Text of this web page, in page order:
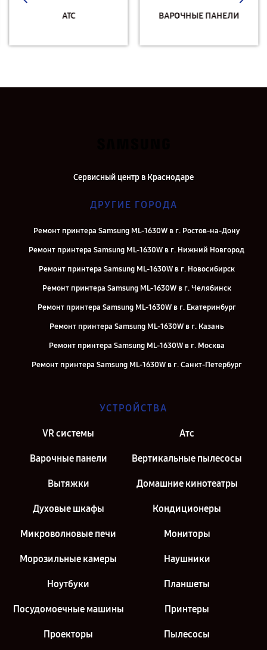
АТС ВАРОЧНЫЕ ПАНЕЛИ
Сервисный центр в Краснодаре
ДРУГИЕ ГОРОДА
Ремонт принтера Samsung ML-1630W в г. Ростов-на-Дону
Ремонт принтера Samsung ML-1630W в г. Нижний Новгород
Ремонт принтера Samsung ML-1630W в г. Новосибирск
Ремонт принтера Samsung ML-1630W в г. Челябинск
Ремонт принтера Samsung ML-1630W в г. Екатеринбург
Ремонт принтера Samsung ML-1630W в г. Казань
Ремонт принтера Samsung ML-1630W в г. Москва
Ремонт принтера Samsung ML-1630W в г. Санкт-Петербург
УСТРОЙСТВА
VR системы Атс
Варочные панели Вертикальные пылесосы
Вытяжки Домашние кинотеатры
Духовые шкафы Кондиционеры
Микроволновые печи Мониторы
Морозильные камеры Наушники
Ноутбуки Планшеты
Посудомоечные машины Принтеры
Проекторы Пылесосы